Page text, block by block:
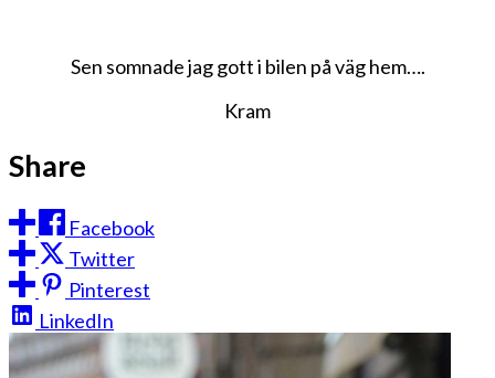
Sen somnade jag gott i bilen på väg hem….
Kram
Share
Facebook
Twitter
Pinterest
LinkedIn